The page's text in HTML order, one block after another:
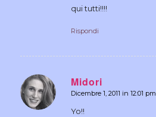
qui tutti!!!!
Rispondi
Midori
dice:
Dicembre 1, 2011 in 12:01 pm
Yo!!